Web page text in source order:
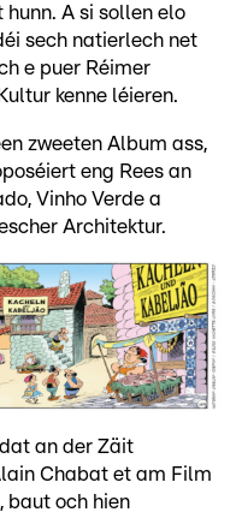
A si sollen elo
sech natierlech net
e puer Réimer
kenne léieren.
zweeten Album ass,
eng Rees an
Vinho Verde a
Architektur.
an der Zäit
Chabat et am Film
baut och hien